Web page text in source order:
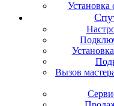
Вызов